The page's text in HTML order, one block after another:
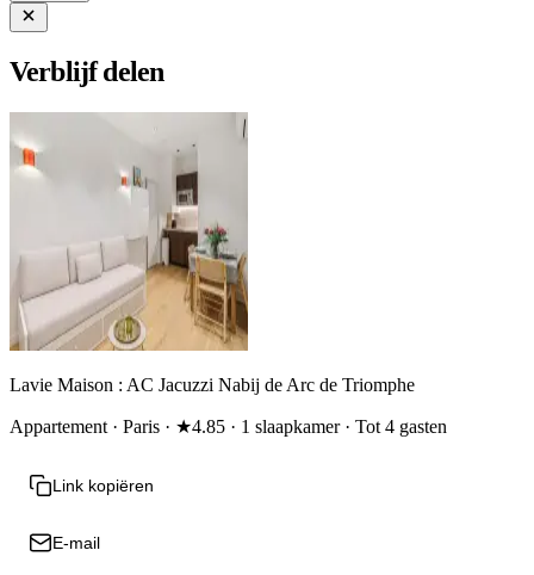
Verblijf delen
Lavie Maison : AC Jacuzzi Nabij de Arc de Triomphe
Appartement · Paris · ★4.85 · 1 slaapkamer · Tot 4 gasten
Link kopiëren
E-mail